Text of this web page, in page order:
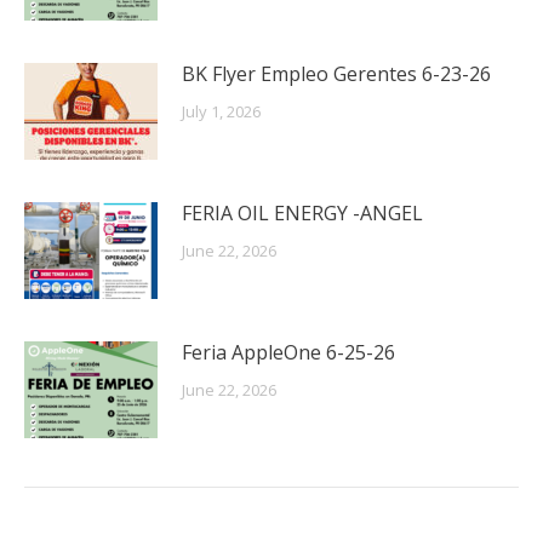
BK Flyer Empleo Gerentes 6-23-26
July 1, 2026
FERIA OIL ENERGY -ANGEL
June 22, 2026
Feria AppleOne 6-25-26
June 22, 2026